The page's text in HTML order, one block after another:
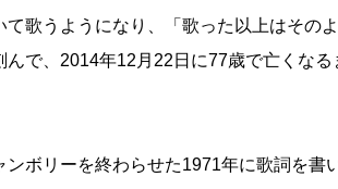
歌うようになり、「歌った以上はその
で、2014年12月22日に77歳で亡くな
ンボリーを終わらせた1971年に歌詞を書